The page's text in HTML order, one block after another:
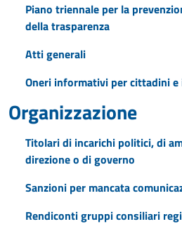
Piano triennale per la
della trasparenza
Atti generali
Oneri informativi per cittadini e
Organizzazione
Titolari di incarichi politici, di
direzione o di governo
Sanzioni per mancata
Rendiconti gruppi consiliari